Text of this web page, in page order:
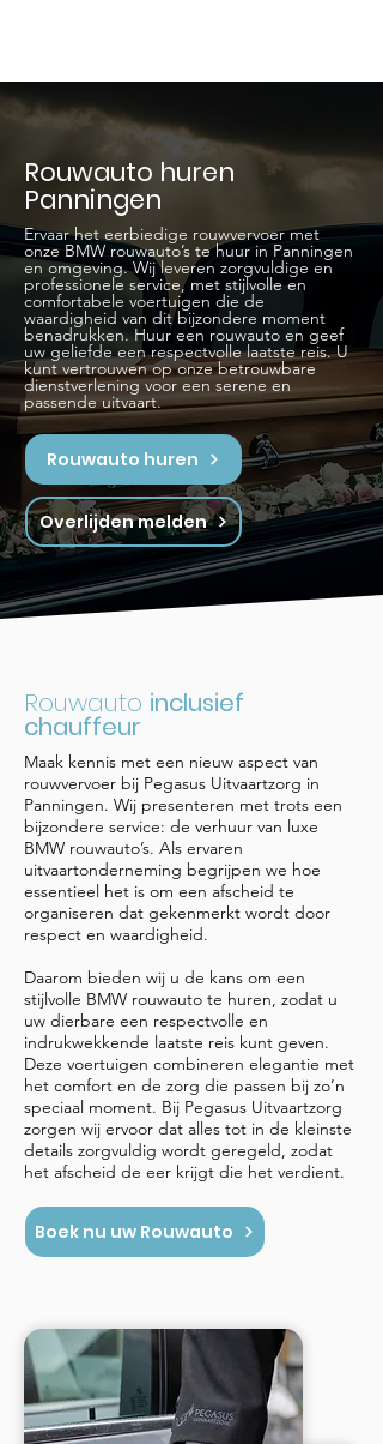
Rouwauto huren
Panningen
Ervaar het eerbiedige rouwvervoer met
onze BMW rouwauto’s te huur in Panningen
en omgeving. Wij leveren zorgvuldige en
professionele service, met stijlvolle en
comfortabele voertuigen die de
waardigheid van dit bijzondere moment
benadrukken. Huur een rouwauto en geef
uw geliefde een respectvolle laatste reis. U
kunt vertrouwen op onze betrouwbare
dienstverlening voor een serene en
passende uitvaart.
Rouwauto huren
Overlijden melden
Rouwauto inclusief
chauffeur
Maak kennis met een nieuw aspect van
rouwvervoer bij Pegasus Uitvaartzorg in
Panningen. Wij presenteren met trots een
bijzondere service: de verhuur van luxe
BMW rouwauto’s. Als ervaren
uitvaartonderneming begrijpen we hoe
essentieel het is om een afscheid te
organiseren dat gekenmerkt wordt door
respect en waardigheid.
Daarom bieden wij u de kans om een
stijlvolle BMW rouwauto te huren, zodat u
uw dierbare een respectvolle en
indrukwekkende laatste reis kunt geven.
Deze voertuigen combineren elegantie met
het comfort en de zorg die passen bij zo’n
speciaal moment. Bij Pegasus Uitvaartzorg
zorgen wij ervoor dat alles tot in de kleinste
details zorgvuldig wordt geregeld, zodat
het afscheid de eer krijgt die het verdient.
Boek nu uw Rouwauto